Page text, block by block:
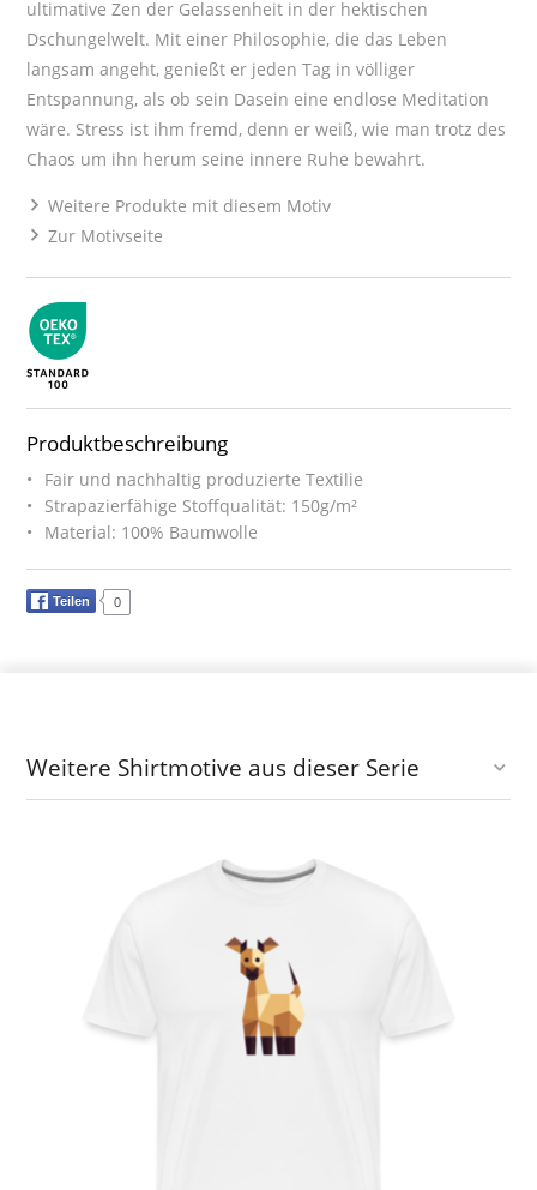
ultimative Zen der Gelassenheit in der hektischen
Dschungelwelt. Mit einer Philosophie, die das Leben
langsam angeht, genießt er jeden Tag in völliger
Entspannung, als ob sein Dasein eine endlose Meditation
wäre. Stress ist ihm fremd, denn er weiß, wie man trotz des
Chaos um ihn herum seine innere Ruhe bewahrt.
Weitere Produkte mit diesem Motiv
Zur Motivseite
Produktbeschreibung
Fair und nachhaltig produzierte Textilie
Strapazierfähige Stoffqualität: 150g/m²
Material: 100% Baumwolle
Teilen 0
Weitere Shirtmotive aus dieser Serie